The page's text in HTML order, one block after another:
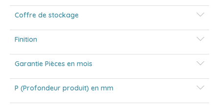
Coffre de stockage
Finition
Garantie Pièces en mois
P (Profondeur produit) en mm